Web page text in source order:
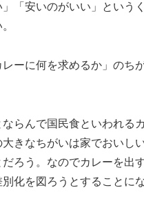
」「安いのがいい」という
レーに何を求めるか」のち
ならんで国民食といわれる
大きなちがいは家でおいし
だろう。なのでカレーを出
化を図ろうとすることにな